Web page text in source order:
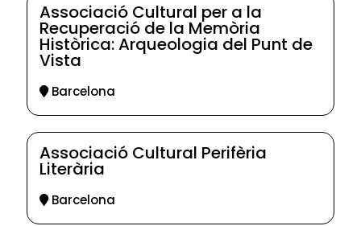
Associació Cultural per a la
Recuperació de la Memòria
Històrica: Arqueologia del Punt de
Vista
Barcelona
Associació Cultural Perifèria
Literària
Barcelona